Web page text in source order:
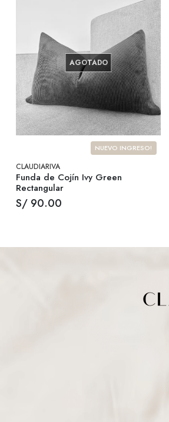
AGOTADO
NUEVO INGRESO!
CLAUDIARIVA
Funda de Cojín Ivy Green
Rectangular
S/ 90.00